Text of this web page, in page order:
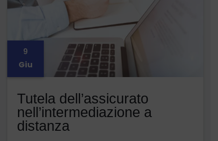
9
Giu
Tutela dell’assicurato
nell’intermediazione a
distanza